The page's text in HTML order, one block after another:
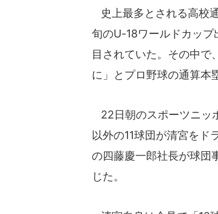
史上最多とされる高校
旬のU-18ワールドカッ
目されていた。その中で
に」とプロ野球の通算本
22日朝のスポーツニッ
以外の11球団が清宮をド
の四藤慶一郎社長が球団
じた。